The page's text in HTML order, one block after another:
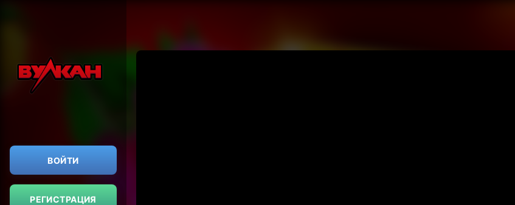
ВОЙТИ
РЕГИСТРАЦИЯ